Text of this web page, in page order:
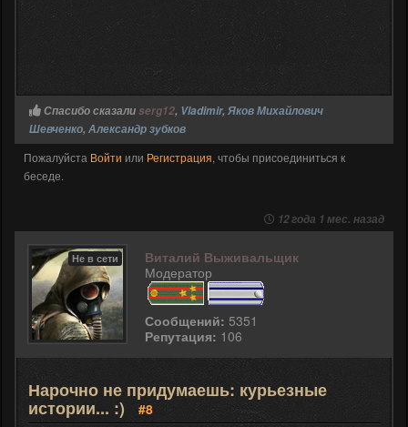
Спасибо сказалиserg12, Vladimir, Яков Михайлович
Шевченко, Александр зубков
Пожалуйста Войти или Регистрация, чтобы присоединиться к
беседе.
12 года 1 мес. назад
Не в сети
Виталий Выживальщик
Модератор
Сообщений: 5351
Репутация: 106
Нарочно не придумаешь: курьезные
истории... :) #8